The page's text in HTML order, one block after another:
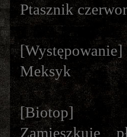
Ptasznik
[Występowanie]
Meksyk
[Biotop]
Zamieszkuje